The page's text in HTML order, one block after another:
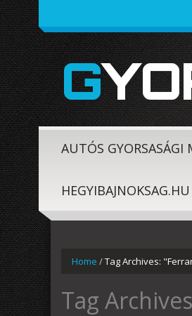
AUTÓS GYORSASÁGI
HEGYIBAJNOKSAG.HU
Home /Tag Archives:
Tag